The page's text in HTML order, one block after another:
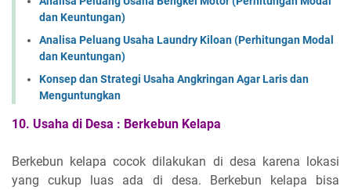
dan Keuntungan)
Analisa Peluang Usaha Laundry Kiloan (Perhitungan Modal
dan Keuntungan)
Konsep dan Strategi Usaha Angkringan Agar Laris dan
Menguntungkan
10. Usaha di Desa : Berkebun Kelapa
Berkebun kelapa cocok dilakukan di desa karena lokasi
yang cukup luas ada di desa. Berkebun kelapa bisa